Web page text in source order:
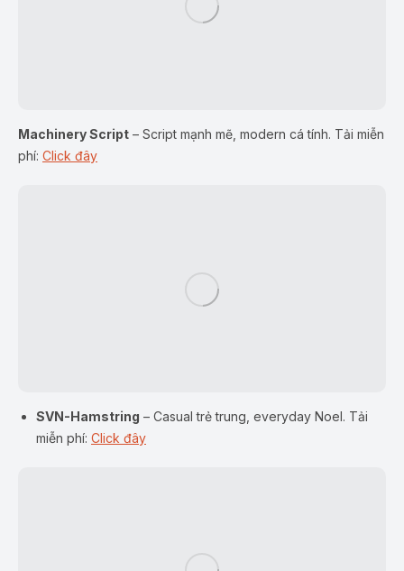
Machinery Script – Script mạnh mẽ, modern cá tính. Tải miễn
phí: Click đây
SVN-Hamstring – Casual trẻ trung, everyday Noel. Tải
miễn phí: Click đây